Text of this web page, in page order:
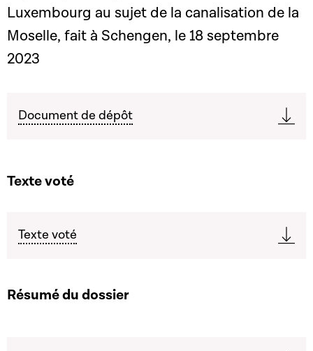
Luxembourg au sujet de la canalisation de la
Moselle, fait à Schengen, le 18 septembre
2023
Document de dépôt
Texte voté
Texte voté
Résumé du dossier